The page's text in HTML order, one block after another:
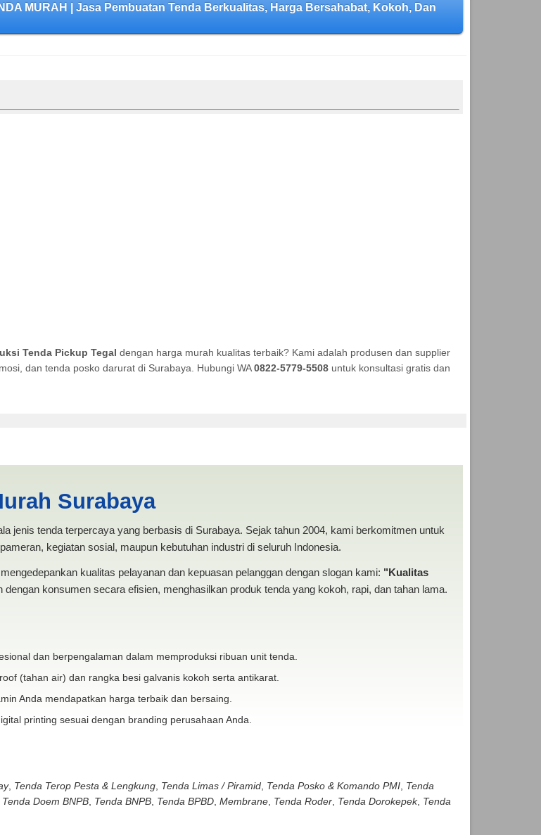
MURAH | Jasa Pembuatan Tenda Berkualitas, Harga Bersahabat, Kokoh, Dan
Tenda Pickup Tegal dengan harga murah kualitas terbaik? Kami adalah produsen dan supplier
dan tenda posko darurat di Surabaya. Hubungi WA0822-5779-5508untuk konsultasi gratis dan
Surabaya
jenis tenda terpercaya yang berbasis di Surabaya. Sejak tahun 2004, kami berkomitmen untuk
kegiatan sosial, maupun kebutuhan industri di seluruh Indonesia.
kualitas pelayanan dan kepuasan pelanggan dengan slogan kami: "Kualitas
dengan konsumen secara efisien, menghasilkan produk tenda yang kokoh, rapi, dan tahan lama.
dan berpengalaman dalam memproduksi ribuan unit tenda.
(tahan air) dan rangka besi galvanis kokoh serta antikarat.
Anda mendapatkan harga terbaik dan bersaing.
printing sesuai dengan branding perusahaan Anda.
, Tenda Terop Pesta & Lengkung, Tenda Limas / Piramid, Tenda Posko & Komando PMI, Tenda
Tenda Doem BNPB, Tenda BNPB, Tenda BPBD, Membrane, Tenda Roder, Tenda Dorokepek, Tenda